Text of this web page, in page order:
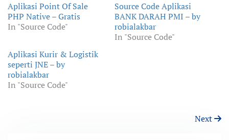
Aplikasi Point Of Sale
PHP Native – Gratis
In "Source Code"
Source Code Aplikasi
BANK DARAH PMI – by
robialakbar
In "Source Code"
Aplikasi Kurir & Logistik
seperti JNE – by
robialakbar
In "Source Code"
Next